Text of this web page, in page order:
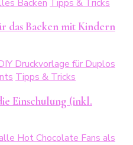
Backen Tipps & Tricks
das Backen mit Kindern
Tipps & Tricks
Einschulung (inkl.